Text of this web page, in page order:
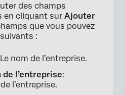
des champs
en cliquant sur Ajouter
que vous pouvez
:
nom de l’entreprise.
l’entreprise:
l’entreprise.